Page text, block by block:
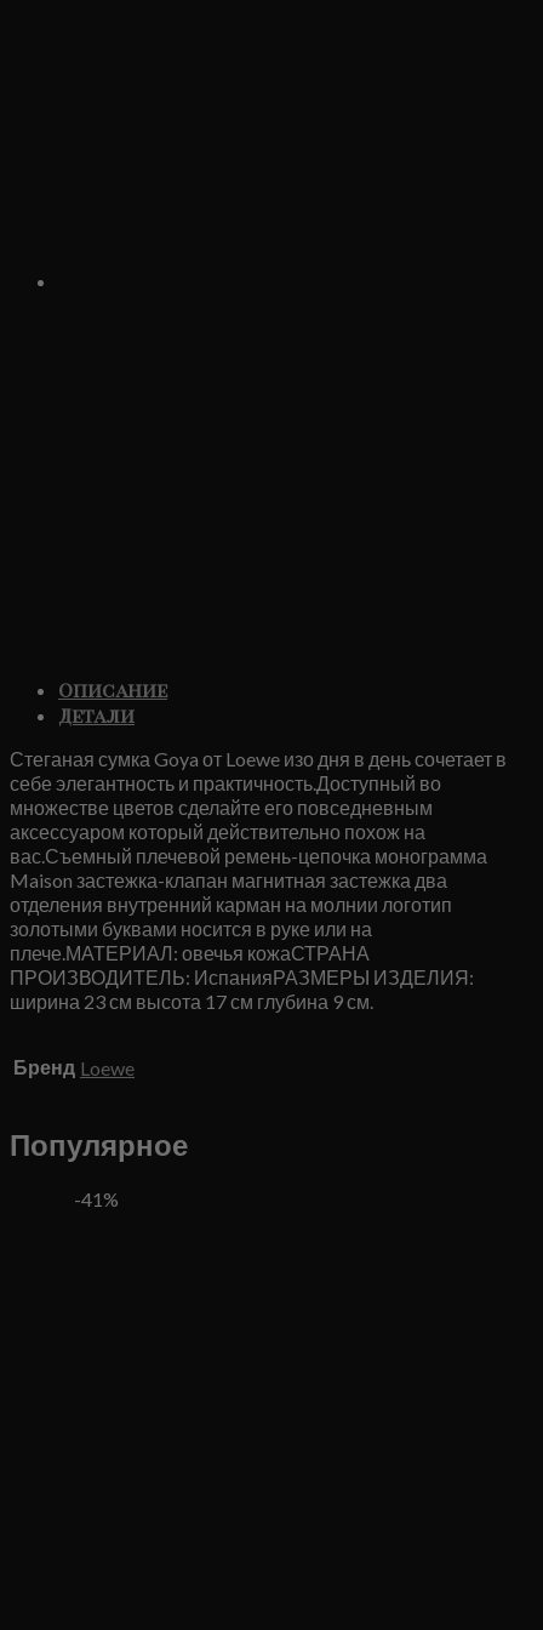
Описание
Детали
Стеганая сумка Goya от Loewe изо дня в день сочетает в
себе элегантность и практичность.Доступный во
множестве цветов сделайте его повседневным
аксессуаром который действительно похож на
вас.Съемный плечевой ремень-цепочка монограмма
Maison застежка-клапан магнитная застежка два
отделения внутренний карман на молнии логотип
золотыми буквами носится в руке или на
плече.МАТЕРИАЛ: овечья кожаСТРАНА
ПРОИЗВОДИТЕЛЬ: ИспанияРАЗМЕРЫ ИЗДЕЛИЯ:
ширина 23 см высота 17 см глубина 9 см.
Бренд Loewe
Популярное
-41%